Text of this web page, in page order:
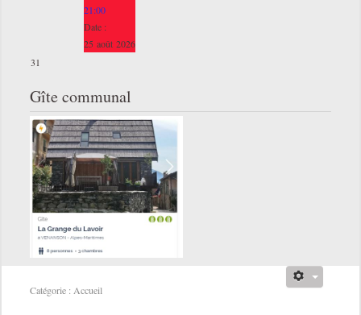
21:00
Date :
25 août 2026
31
Gîte communal
Catégorie : Accueil